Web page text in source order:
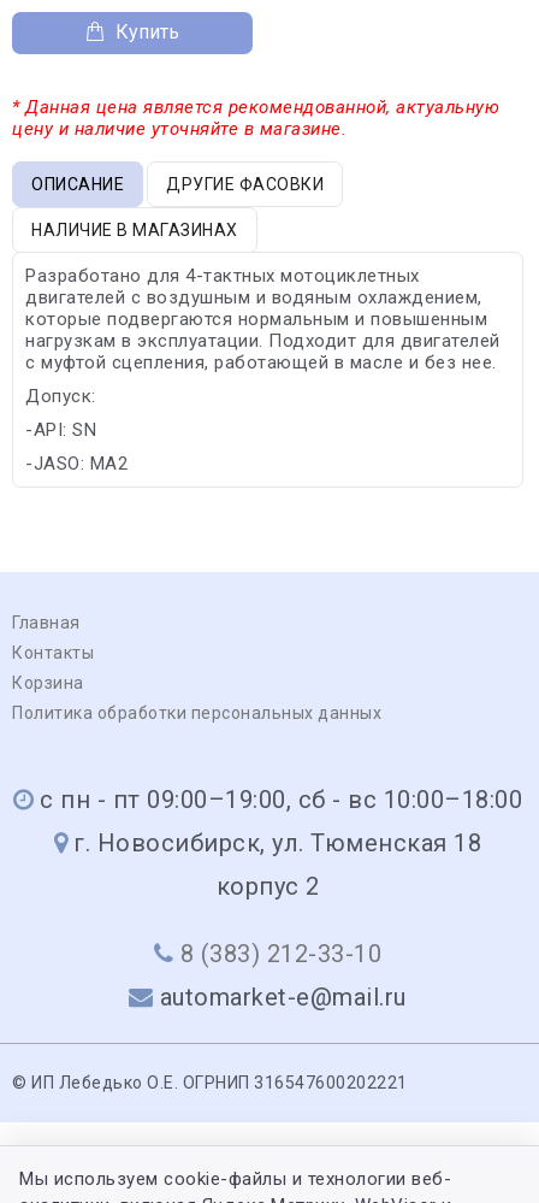
Купить
* Данная цена является рекомендованной, актуальную
цену и наличие уточняйте в магазине.
ОПИСАНИЕ ДРУГИЕ ФАСОВКИ
НАЛИЧИЕ В МАГАЗИНАХ
Разработано для 4-тактных мотоциклетных
двигателей с воздушным и водяным охлаждением,
которые подвергаются нормальным и повышенным
нагрузкам в эксплуатации. Подходит для двигателей
с муфтой сцепления, работающей в масле и без нее.
Допуск:
-API: SN
-JASO: MA2
Главная
Контакты
Корзина
Политика обработки персональных данных
с пн - пт 09:00–19:00, сб - вс 10:00–18:00
г. Новосибирск, ул. Тюменская 18
корпус 2
8 (383) 212-33-10
automarket-e@mail.ru
© ИП Лебедько О.Е. ОГРНИП 316547600202221
Мы используем cookie-файлы и технологии веб-